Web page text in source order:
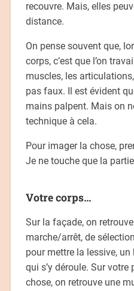
recouvre. Mais, elles
distance.
On pense souvent que,
corps, c’est que l’on
muscles, les
pas faux. Il est évident
mains palpent. Mais on
technique à cela.
Pour imager la chose,
Je ne touche que la
Votre corps…
Sur la façade, on
marche/arrêt, de
pour mettre la lessive,
qui s’y déroule. Sur votre
chose, on retrouve une